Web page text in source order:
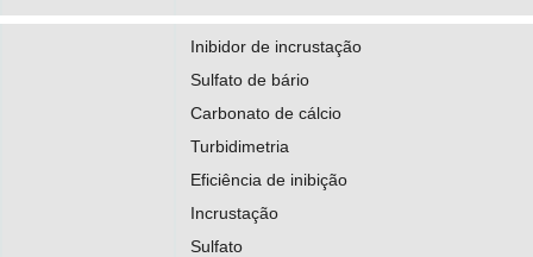
Inibidor de incrustação
Sulfato de bário
Carbonato de cálcio
Turbidimetria
Eficiência de inibição
Incrustação
Sulfato